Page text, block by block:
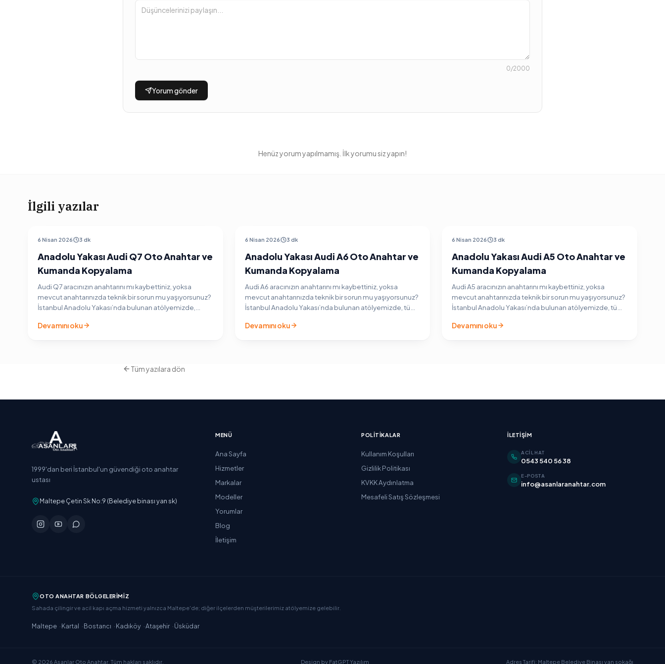
0/2000
Yorum gönder
Henüz yorum yapılmamış. İlk yorumu siz yapın!
İlgili yazılar
AUDI ARAÇ ANAHTARI
6 Nisan 2026 3 dk
Anadolu Yakası Audi Q7 Oto Anahtar ve
Kumanda Kopyalama
Audi Q7 aracınızın anahtarını mı kaybettiniz, yoksa
mevcut anahtarınızda teknik bir sorun mu yaşıyorsunuz?
İstanbul Anadolu Yakası’nda bulunan atölyemizde,
4M…
Devamını oku
AUDI ARAÇ ANAHTARI
6 Nisan 2026 3 dk
Anadolu Yakası Audi A6 Oto Anahtar ve
Kumanda Kopyalama
Audi A6 aracınızın anahtarını mı kaybettiniz, yoksa
mevcut anahtarınızda teknik bir sorun mu yaşıyorsunuz?
İstanbul Anadolu Yakası’nda bulunan atölyemizde, tüm
Devamını oku
AUDI ARAÇ ANAHTARI
6 Nisan 2026 3 dk
Anadolu Yakası Audi A5 Oto Anahtar ve
Kumanda Kopyalama
Audi A5 aracınızın anahtarını mı kaybettiniz, yoksa
mevcut anahtarınızda teknik bir sorun mu yaşıyorsunuz?
İstanbul Anadolu Yakası’nda bulunan atölyemizde, tüm
Devamını oku
Tüm yazılara dön
1999'dan beri İstanbul'un güvendiği oto anahtar
ustası
Maltepe Çetin Sk No:9 (Belediye binası yan sk)
MENÜ
Ana Sayfa
Hizmetler
Markalar
Modeller
Yorumlar
Blog
İletişim
POLITIKALAR
Kullanım Koşulları
Gizlilik Politikası
KVKK Aydınlatma
Mesafeli Satış Sözleşmesi
İLETIŞIM
ACIL HAT
0543 540 56 38
E-POSTA
info@asanlaranahtar.com
OTO ANAHTAR BÖLGELERIMIZ
Sahada çilingir ve acil kapı açma hizmeti yalnızca Maltepe'de; diğer ilçelerden müşterilerimiz atölyemize gelebilir.
Maltepe ·Kartal ·Bostancı ·Kadıköy ·Ataşehir ·Üsküdar
© 2026 Asanlar Oto Anahtar . Tüm hakları saklıdır. Design by FatGPT Yazılım Adres Tarifi: Maltepe Belediye Binası yan sokağı